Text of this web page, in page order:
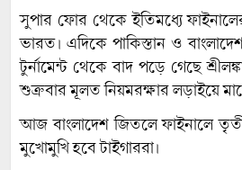
সুপার ফোর থেকে ইতিমধ্যে
ভারত। এদিকে পাকিস্তান ও
টুর্নামেন্ট থেকে বাদ পড়ে গেছে
শুক্রবার মূলত নিয়মরক্ষার লড়াইয়ে
আজ বাংলাদেশ জিতলে ফাইনালে
মুখোমুখি হবে টাইগাররা।